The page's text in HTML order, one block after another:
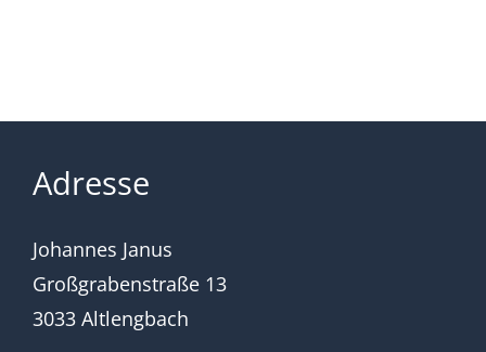
Adresse
Johannes Janus
Großgrabenstraße 13
3033 Altlengbach